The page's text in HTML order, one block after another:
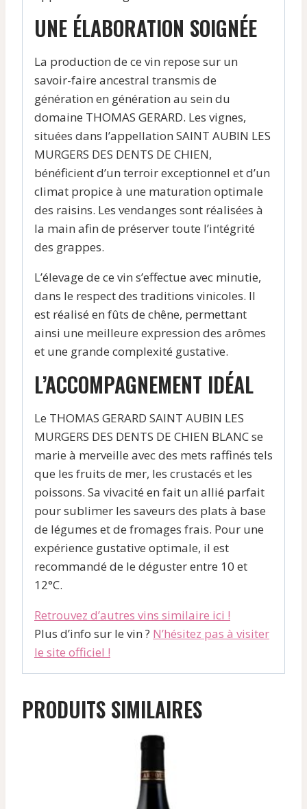
UNE ÉLABORATION SOIGNÉE
La production de ce vin repose sur un
savoir-faire ancestral transmis de
génération en génération au sein du
domaine THOMAS GERARD. Les vignes,
situées dans l’appellation SAINT AUBIN LES
MURGERS DES DENTS DE CHIEN,
bénéficient d’un terroir exceptionnel et d’un
climat propice à une maturation optimale
des raisins. Les vendanges sont réalisées à
la main afin de préserver toute l’intégrité
des grappes.
L’élevage de ce vin s’effectue avec minutie,
dans le respect des traditions vinicoles. Il
est réalisé en fûts de chêne, permettant
ainsi une meilleure expression des arômes
et une grande complexité gustative.
L’ACCOMPAGNEMENT IDÉAL
Le THOMAS GERARD SAINT AUBIN LES
MURGERS DES DENTS DE CHIEN BLANC se
marie à merveille avec des mets raffinés tels
que les fruits de mer, les crustacés et les
poissons. Sa vivacité en fait un allié parfait
pour sublimer les saveurs des plats à base
de légumes et de fromages frais. Pour une
expérience gustative optimale, il est
recommandé de le déguster entre 10 et
12°C.
Retrouvez d’autres vins similaire ici !
Plus d’info sur le vin ? N’hésitez pas à visiter
le site officiel !
PRODUITS SIMILAIRES